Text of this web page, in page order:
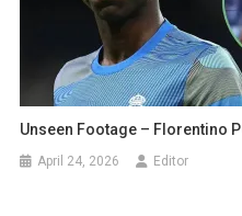
Unseen Footage – Florentino
April 24, 2026 Editor